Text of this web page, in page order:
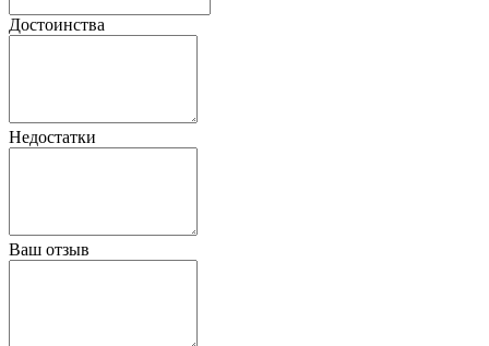
Достоинства
Недостатки
Ваш отзыв